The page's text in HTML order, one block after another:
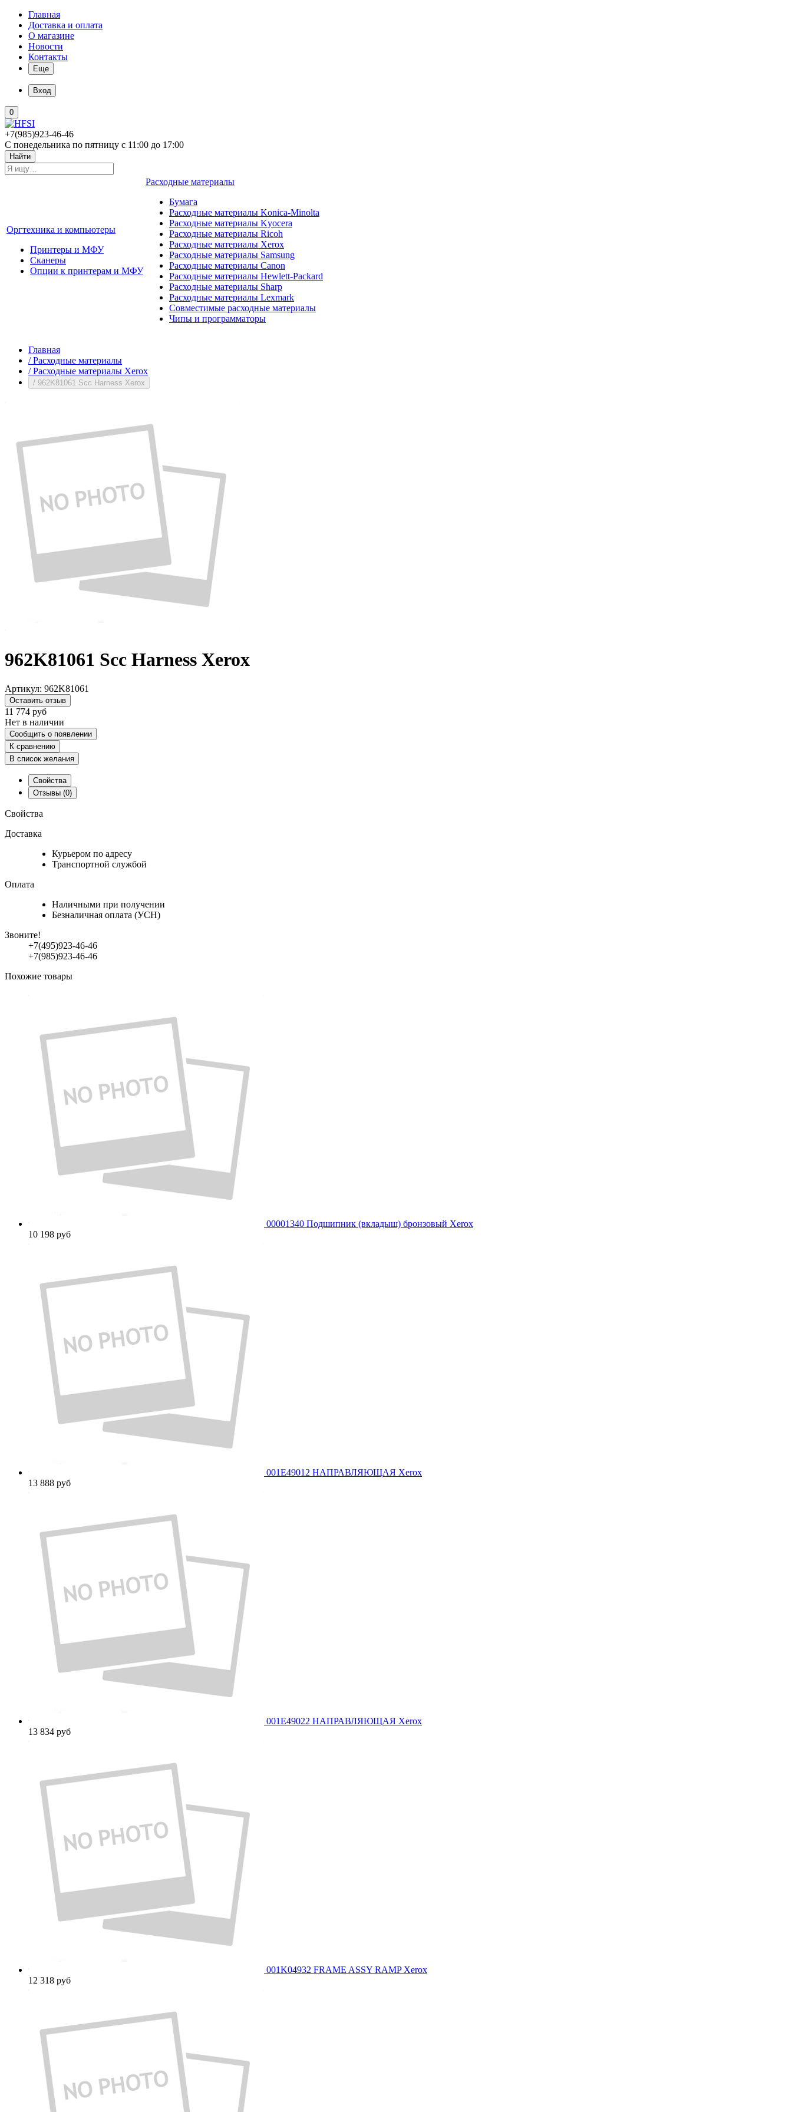
Главная
Доставка и оплата
О магазине
Новости
Контакты
Еще
Вход
0
+7(985)923-46-46
С понедельника по пятницу с 11:00 до 17:00
Найти
Оргтехника и компьютеры
Принтеры и МФУ
Сканеры
Опции к принтерам и МФУ
Расходные материалы
Бумага
Расходные материалы Konica-Minolta
Расходные материалы Kyocera
Расходные материалы Ricoh
Расходные материалы Xerox
Расходные материалы Samsung
Расходные материалы Canon
Расходные материалы Hewlett-Packard
Расходные материалы Sharp
Расходные материалы Lexmark
Совместимые расходные материалы
Чипы и программаторы
Главная
/ Расходные материалы
/ Расходные материалы Xerox
/ 962K81061 Scc Harness Xerox
962K81061 Scc Harness Xerox
Артикул: 962K81061
Оставить отзыв
11 774 руб
Нет в наличии
Сообщить о появлении
К сравнению
В список желания
Свойства
Отзывы (0)
Свойства
Доставка
Курьером по адресу
Транспортной службой
Оплата
Наличными при получении
Безналичная оплата (УСН)
Звоните!
+7(495)923-46-46
+7(985)923-46-46
Похожие товары
00001340 Подшипник (вкладыш) бронзовый Xerox
10 198 руб
001E49012 НАПРАВЛЯЮЩАЯ Xerox
13 888 руб
001E49022 НАПРАВЛЯЮЩАЯ Xerox
13 834 руб
001K04932 FRAME ASSY RAMP Xerox
12 318 руб